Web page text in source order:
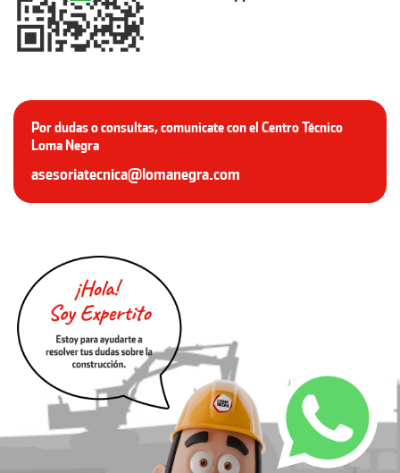
Por dudas o consultas, comunicate con el Centro Técnico
Loma Negra
asesoriatecnica@lomanegra.com